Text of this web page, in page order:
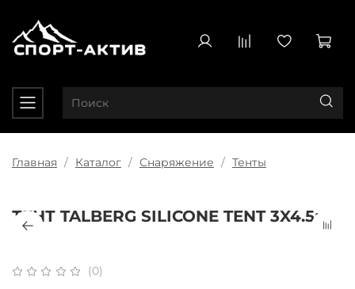
Главная Каталог Снаряжение Тенты
(0)
ТЕНТ TALBERG SILICONE TENT 3X4.5м